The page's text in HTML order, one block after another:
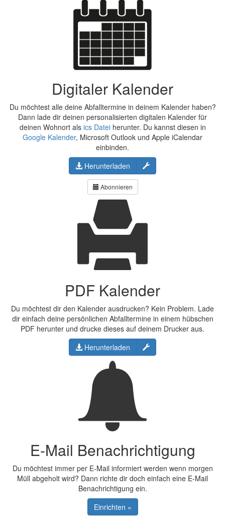
Digitaler Kalender
Du möchtest alle deine Abfalltermine in deinem Kalender haben?
Dann lade dir deinen personalisierten digitalen Kalender für
deinen Wohnort als ics Dateiherunter. Du kannst diesen in
Google Kalender, Microsoft Outlook und Apple iCalendar
einbinden.
Herunterladen
Konfigurieren
Abonnieren
PDF Kalender
Du möchtest dir den Kalender ausdrucken? Kein Problem. Lade
dir einfach deine persönlichen Abfalltermine in einem hübschen
PDF herunter und drucke dieses auf deinem Drucker aus.
Herunterladen
Konfigurieren
E-Mail Benachrichtigung
Du möchtest immer per E-Mail informiert werden wenn morgen
Müll abgeholt wird? Dann richte dir doch einfach eine E-Mail
Benachrichtigung ein.
Einrichten »